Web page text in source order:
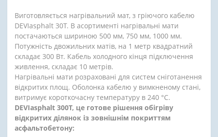
Виготовляється нагрівальний мат, з гріючого кабелю
DEVIasphalt 30Т. В асортименті нагрівальні мати
постачаються шириною 500 мм, 750 мм, 1000 мм.
Потужність двожильних матів, на 1 метр квадратний
складає 300 Вт. Кабель холодного кінця підключення
живлення, складає 10 метрів.
Нагрівальні мати розраховані для систем сніготанення
відкритих площ. Оболонка кабелю у вимкненому стані,
витримує короткочасну температуру в 240 °C.
DEVIasphalt 300T, це готове рішення обігріву
відкритих ділянок із зовнішнім покриттям
асфальтобетону: